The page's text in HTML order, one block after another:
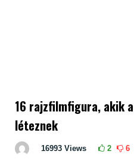
16 rajzfilmfigura, akik
léteznek
16993 Views 2 6